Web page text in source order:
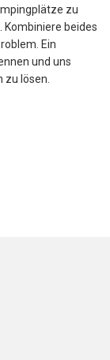
zu
Kombiniere beides
Ein
und uns
lösen.